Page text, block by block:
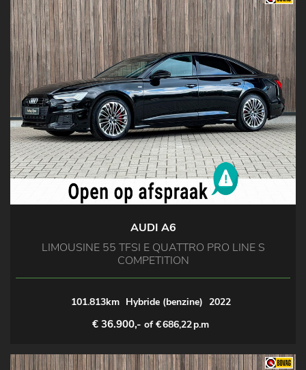
AUDI A6
LIMOUSINE 55 TFSI E QUATTRO PRO LINE S
COMPETITION
101.813km Hybride (benzine) 2022
€ 36.900,- of €686,22p.m